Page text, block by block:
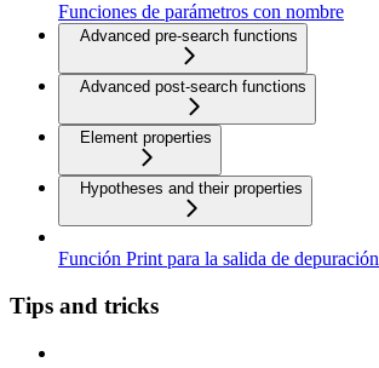
Funciones de parámetros con nombre
Advanced pre-search functions
Advanced post-search functions
Element properties
Hypotheses and their properties
Función Print para la salida de depuración
Tips and tricks